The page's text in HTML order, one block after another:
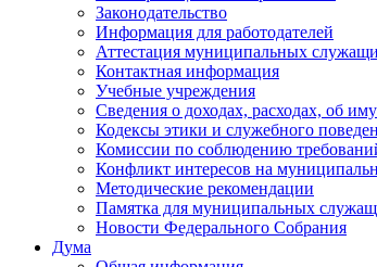
Законодательство
Информация для работодателей
Аттестация муниципальных
Контактная информация
Учебные учреждения
Сведения о доходах, расходах, об
Кодексы этики и служебного
Комиссии по соблюдению
Конфликт интересов на
Методические рекомендации
Памятка для муниципальных
Новости Федерального Cобрания
Дума